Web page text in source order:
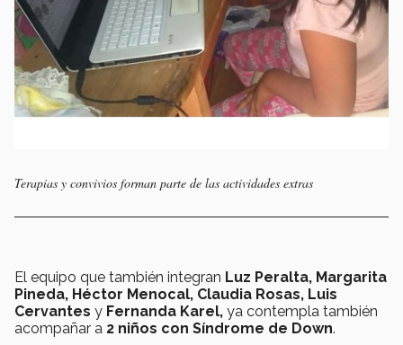
Terapias y convivios forman parte de las actividades extras
El equipo que también integran Luz Peralta, Margarita
Pineda, Héctor Menocal, Claudia Rosas, Luis
Cervantes y Fernanda Karel, ya contempla también
acompañar a 2 niños con Síndrome de Down.